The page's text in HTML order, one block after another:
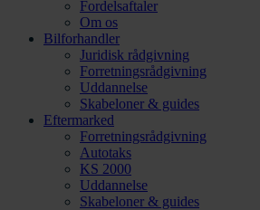
Fordelsaftaler
Om os
Bilforhandler
Juridisk rådgivning
Forretningsrådgivning
Uddannelse
Skabeloner & guides
Eftermarked
Forretningsrådgivning
Autotaks
KS 2000
Uddannelse
Skabeloner & guides